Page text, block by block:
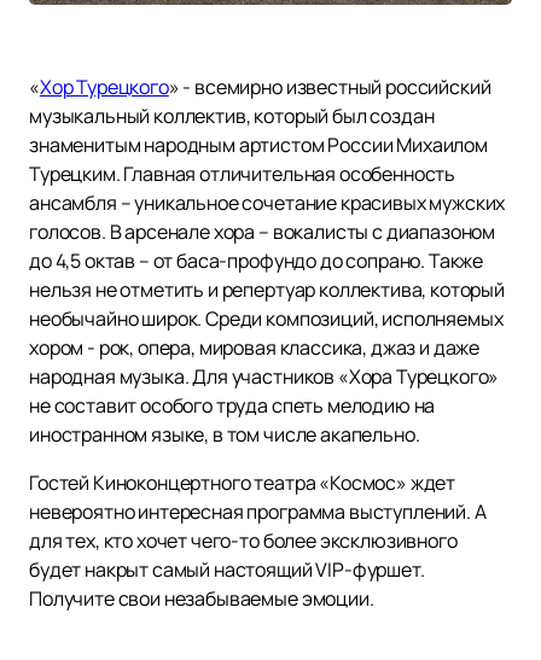
«Хор Турецкого» - всемирно известный российский
музыкальный коллектив, который был создан
знаменитым народным артистом России Михаилом
Турецким. Главная отличительная особенность
ансамбля – уникальное сочетание красивых мужских
голосов. В арсенале хора – вокалисты с диапазоном
до 4,5 октав – от баса-профундо до сопрано. Также
нельзя не отметить и репертуар коллектива, который
необычайно широк. Среди композиций, исполняемых
хором - рок, опера, мировая классика, джаз и даже
народная музыка. Для участников «Хора Турецкого»
не составит особого труда спеть мелодию на
иностранном языке, в том числе акапельно.
Гостей Киноконцертного театра «Космос» ждет
невероятно интересная программа выступлений. А
для тех, кто хочет чего-то более эксклюзивного
будет накрыт самый настоящий VIP-фуршет.
Получите свои незабываемые эмоции.